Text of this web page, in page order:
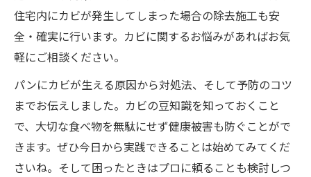
住宅内にカビが発生してしまった場合の除去施工も安
全・確実に行います。カビに関するお悩みがあればお気
軽にご相談ください。
パンにカビが生える原因から対処法、そして予防のコツ
までお伝えしました。カビの豆知識を知っておくこと
で、大切な食べ物を無駄にせず健康被害も防ぐことがで
きます。ぜひ今日から実践できることは始めてみてくだ
さいね。そして困ったときはプロに頼ることも検討しつ